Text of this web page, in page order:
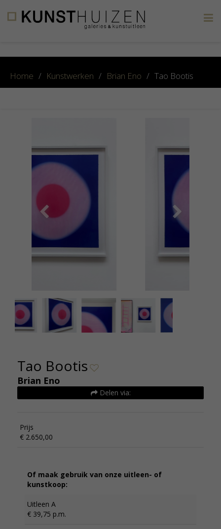
Home / Kunstwerken / Brian Eno / Tao Bootis
Kunsthuizen
Tao Bootis
Brian Eno
Delen via:
Prijs
€ 2.650,00
Of maak gebruik van onze uitleen- of
kunstkoop:
Uitleen A
€ 39,75 p.m.